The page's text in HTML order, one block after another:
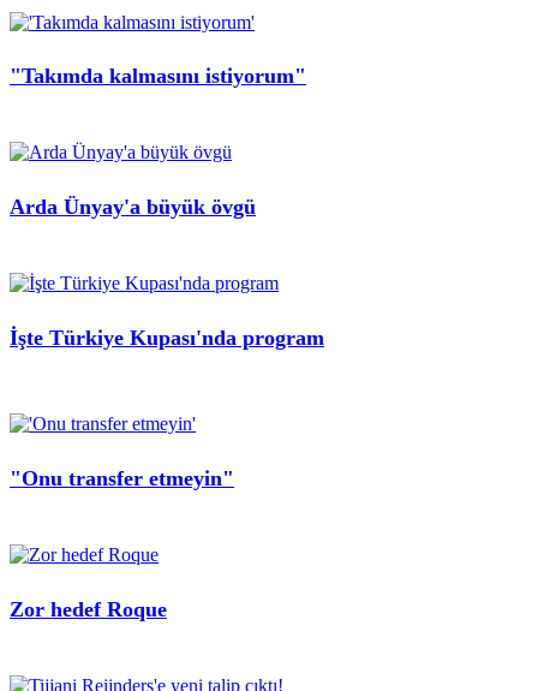
"Takımda kalmasını istiyorum"
Arda Ünyay'a büyük övgü
İşte Türkiye Kupası'nda program
"Onu transfer etmeyin"
Zor hedef Roque